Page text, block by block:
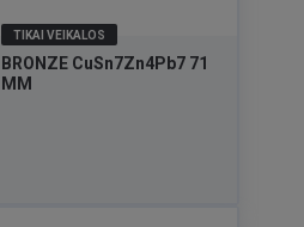
TIKAI VEIKALOS
BRONZE CuSn7Zn4Pb7 71
MM